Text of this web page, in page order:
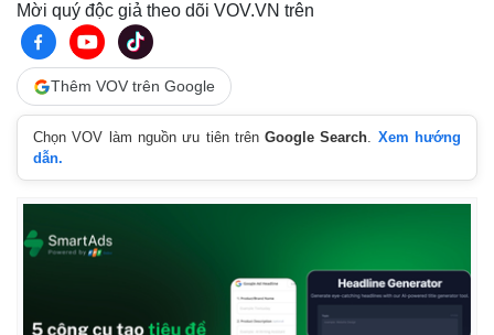
Hồ sơ
Infographic
Mời quý độc giả theo dõi VOV.VN trên
Thêm VOV trên Google
Chọn VOV làm nguồn ưu tiên trênGoogle Search. Xem hướng
dẫn.